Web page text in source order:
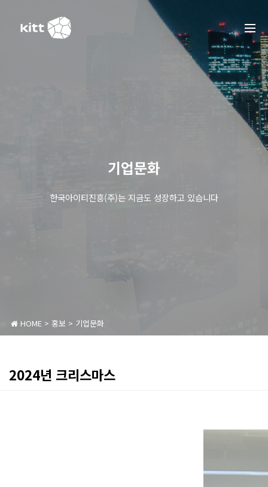
기업문화
한국아이티진흥(주)는 지금도 성장하고 있습니다
HOME> 홍보 > 기업문화
2024년 크리스마스